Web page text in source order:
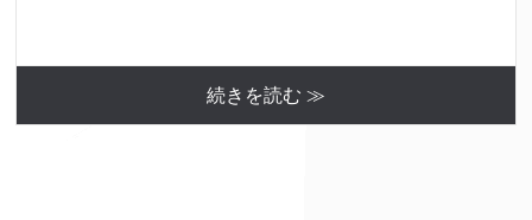
続きを読む ≫